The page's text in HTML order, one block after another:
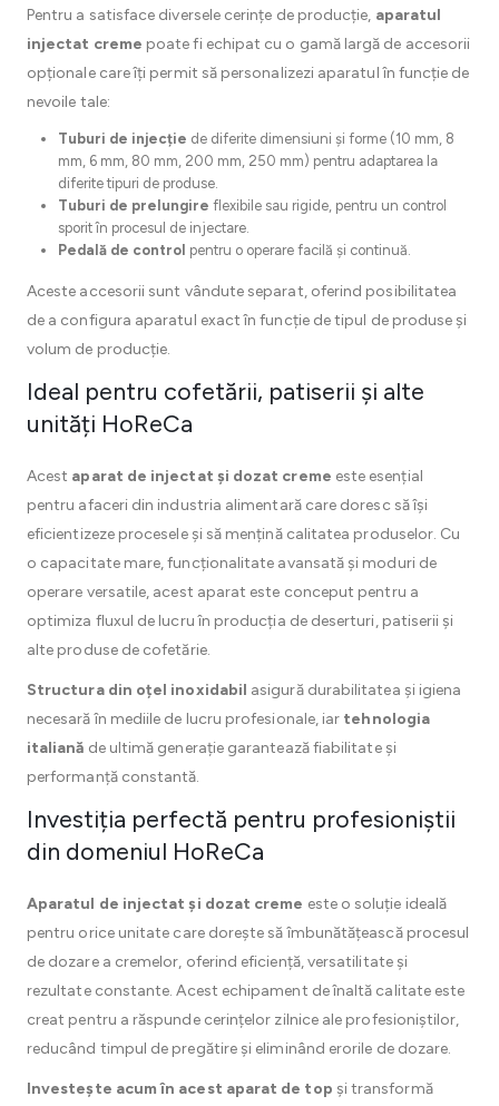
Pentru a satisface diversele cerințe de producție, aparatul
injectat creme poate fi echipat cu o gamă largă de accesorii
opționale care îți permit să personalizezi aparatul în funcție de
nevoile tale:
Tuburi de injecție de diferite dimensiuni și forme (10 mm, 8
mm, 6 mm, 80 mm, 200 mm, 250 mm) pentru adaptarea la
diferite tipuri de produse.
Tuburi de prelungire flexibile sau rigide, pentru un control
sporit în procesul de injectare.
Pedală de control pentru o operare facilă și continuă.
Aceste accesorii sunt vândute separat, oferind posibilitatea
de a configura aparatul exact în funcție de tipul de produse și
volum de producție.
Ideal pentru cofetării, patiserii și alte
unități HoReCa
Acest aparat de injectat și dozat creme este esențial
pentru afaceri din industria alimentară care doresc să își
eficientizeze procesele și să mențină calitatea produselor. Cu
o capacitate mare, funcționalitate avansată și moduri de
operare versatile, acest aparat este conceput pentru a
optimiza fluxul de lucru în producția de deserturi, patiserii și
alte produse de cofetărie.
Structura din oțel inoxidabil asigură durabilitatea și igiena
necesară în mediile de lucru profesionale, iar tehnologia
italiană de ultimă generație garantează fiabilitate și
performanță constantă.
Investiția perfectă pentru profesioniștii
din domeniul HoReCa
Aparatul de injectat și dozat creme este o soluție ideală
pentru orice unitate care dorește să îmbunătățească procesul
de dozare a cremelor, oferind eficiență, versatilitate și
rezultate constante. Acest echipament de înaltă calitate este
creat pentru a răspunde cerințelor zilnice ale profesioniștilor,
reducând timpul de pregătire și eliminând erorile de dozare.
Investește acum în acest aparat de top și transformă